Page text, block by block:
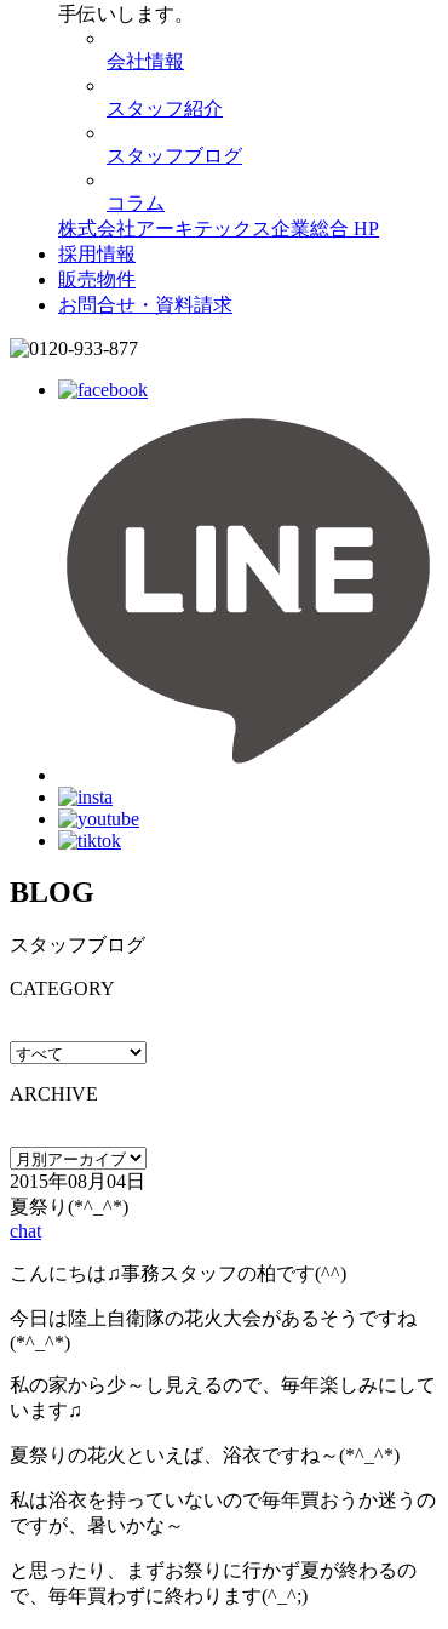
手伝いします。
会社情報
スタッフ紹介
スタッフブログ
コラム
株式会社アーキテックス企業総合 HP
採用情報
販売物件
お問合せ・資料請求
BLOG
スタッフブログ
CATEGORY
ARCHIVE
2015年08月04日
夏祭り(*^_^*)
chat
こんにちは♫事務スタッフの柏です(^^)
今日は陸上自衛隊の花火大会があるそうですね
(*^_^*)
私の家から少～し見えるので、毎年楽しみにして
います♫
夏祭りの花火といえば、浴衣ですね～(*^_^*)
私は浴衣を持っていないので毎年買おうか迷うの
ですが、暑いかな～
と思ったり、まずお祭りに行かず夏が終わるの
で、毎年買わずに終わります(^_^;)